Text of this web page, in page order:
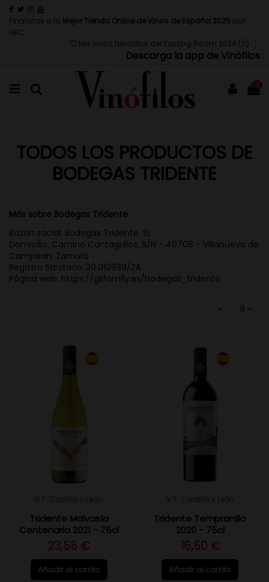
Finalistas a la Mejor Tienda Online de Vinos de España 2025 por
IWC
Mis vinos favoritos del Tasting Room 2024 (0 )
Descarga la app de Vinófilos
0
TODOS LOS PRODUCTOS DE
BODEGAS TRIDENTE
Más sobre Bodegas Tridente
Razón social: Bodegas Tridente, SL
Domicilio: Camino Cantagrillos, S/N - 49708 - Villanueva de
Campean, Zamora
Registro Sanitario: 30.010939/ZA
Página web: https://gilfamily.es/bodegas_tridente
9
Tridente Malvasía
Centenaria 2021 - 75cl
23,55 €
Añadir al carrito
Tridente Tempranillo
2020 - 75cl
16,50 €
Añadir al carrito